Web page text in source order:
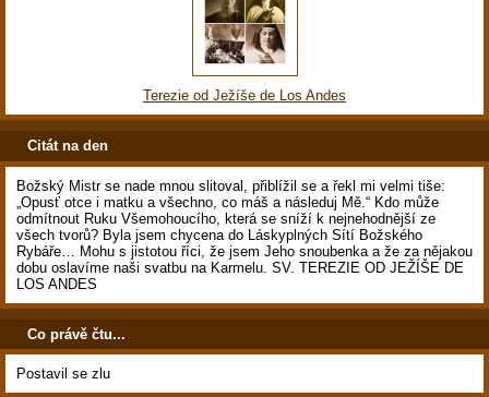
Terezie od Ježíše de Los Andes
Citát na den
Božský Mistr se nade mnou slitoval, přiblížil se a řekl mi velmi tiše:
„Opusť otce i matku a všechno, co máš a následuj Mě.“ Kdo může
odmítnout Ruku Všemohoucího, která se sníží k nejnehodnější ze
všech tvorů? Byla jsem chycena do Láskyplných Sítí Božského
Rybáře… Mohu s jistotou říci, že jsem Jeho snoubenka a že za nějakou
dobu oslavíme naši svatbu na Karmelu. SV. TEREZIE OD JEŽÍŠE DE
LOS ANDES
Co právě čtu...
Postavil se zlu